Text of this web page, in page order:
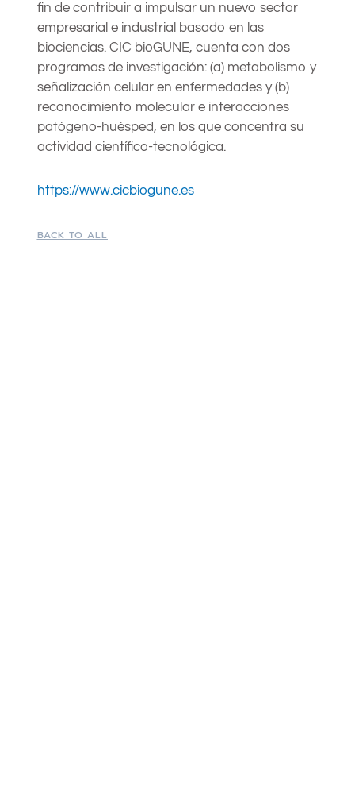
fin de contribuir a impulsar un nuevo sector
empresarial e industrial basado en las
biociencias. CIC bioGUNE, cuenta con dos
programas de investigación: (a) metabolismo y
señalización celular en enfermedades y (b)
reconocimiento molecular e interacciones
patógeno-huésped, en los que concentra su
actividad científico-tecnológica.
https://www.cicbiogune.es
BACK TO ALL